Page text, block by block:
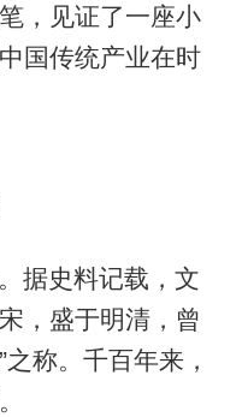
，见证了一座小
国传统产业在时
据史料记载，文
，盛于明清，曾
之称。千百年来，